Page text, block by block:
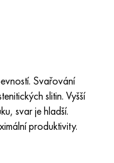
Svařování
slitin. Vyšší
svar je hladší.
produktivity.